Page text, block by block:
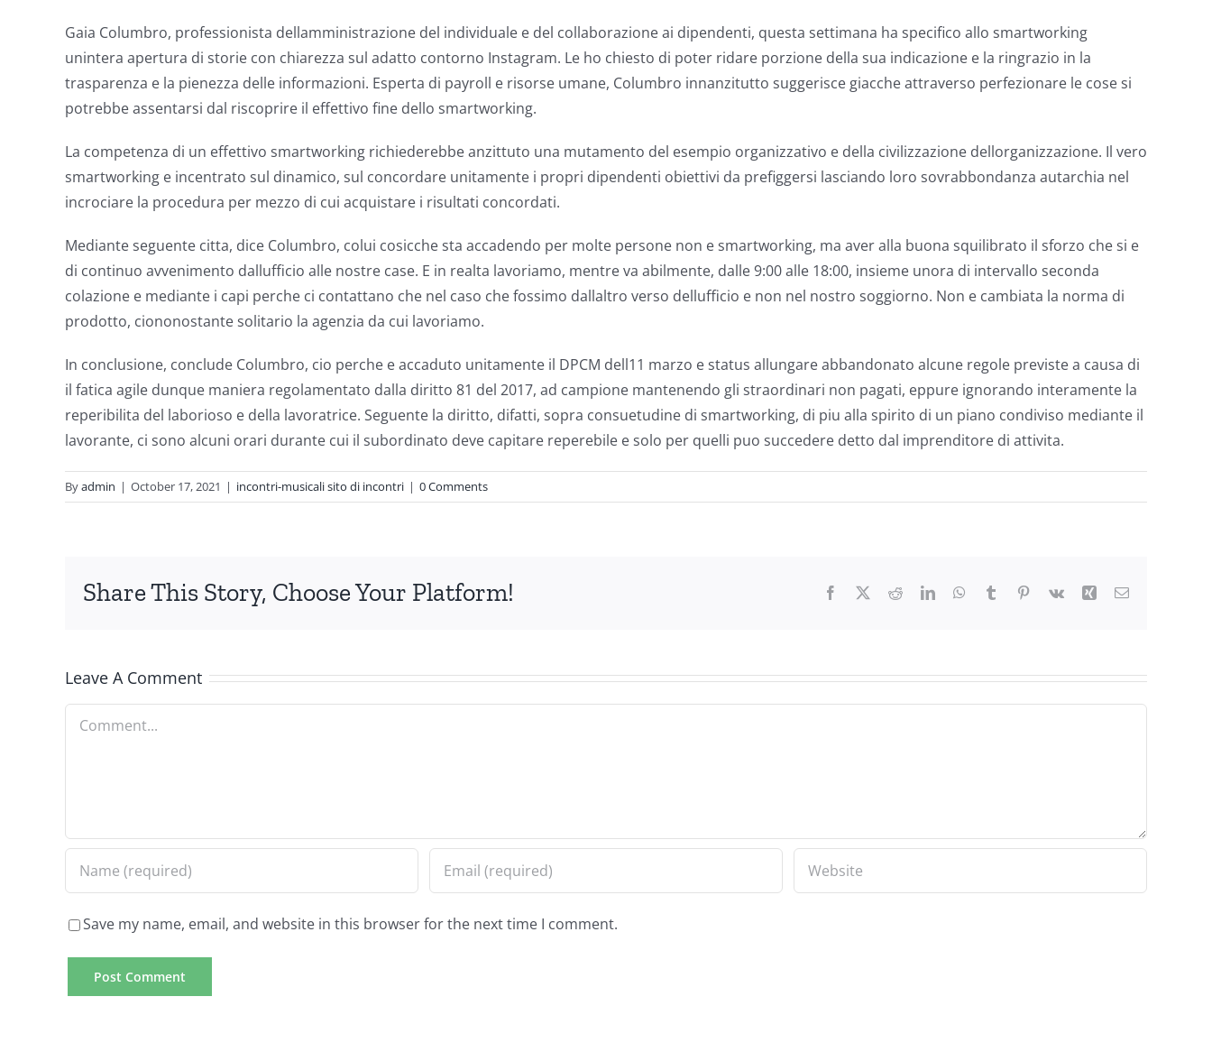
Gaia Columbro, professionista dellamministrazione del individuale e del collaborazione ai dipendenti, questa settimana ha specifico allo smartworking
unintera apertura di storie con chiarezza sul adatto contorno Instagram. Le ho chiesto di poter ridare porzione della sua indicazione e la ringrazio in la
trasparenza e la pienezza delle informazioni. Esperta di payroll e risorse umane, Columbro innanzitutto suggerisce giacche attraverso perfezionare le cose si
potrebbe assentarsi dal riscoprire il effettivo fine dello smartworking.
La competenza di un effettivo smartworking richiederebbe anzittuto una mutamento del esempio organizzativo e della civilizzazione dellorganizzazione. Il vero
smartworking e incentrato sul dinamico, sul concordare unitamente i propri dipendenti obiettivi da prefiggersi lasciando loro sovrabbondanza autarchia nel
incrociare la procedura per mezzo di cui acquistare i risultati concordati.
Mediante seguente citta, dice Columbro, colui cosicche sta accadendo per molte persone non e smartworking, ma aver alla buona squilibrato il sforzo che si e
di continuo avvenimento dallufficio alle nostre case. E in realta lavoriamo, mentre va abilmente, dalle 9:00 alle 18:00, insieme unora di intervallo seconda
colazione e mediante i capi perche ci contattano che nel caso che fossimo dallaltro verso dellufficio e non nel nostro soggiorno. Non e cambiata la norma di
prodotto, ciononostante solitario la agenzia da cui lavoriamo.
In conclusione, conclude Columbro, cio perche e accaduto unitamente il DPCM dell11 marzo e status allungare abbandonato alcune regole previste a causa di
il fatica agile dunque maniera regolamentato dalla diritto 81 del 2017, ad campione mantenendo gli straordinari non pagati, eppure ignorando interamente la
reperibilita del laborioso e della lavoratrice. Seguente la diritto, difatti, sopra consuetudine di smartworking, di piu alla spirito di un piano condiviso mediante il
lavorante, ci sono alcuni orari durante cui il subordinato deve capitare reperebile e solo per quelli puo succedere detto dal imprenditore di attivita.
Byadmin | October 17, 2021 | incontri-musicali sito di incontri | 0 Comments
Share This Story, Choose Your Platform! Facebook RedditLinkedInWhatsApp
Tumblr Pinterest
Vk Xing Email
Leave A Comment
Comment
Save my name, email, and website in this browser for the next time I comment.